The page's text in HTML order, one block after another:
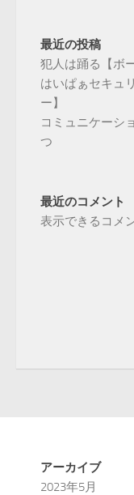
最近の投稿
犯人は踊る【ボ
はいぱぁセキュ
ー】
コミュニケーシ
つ
最近のコメント
表示できるコメ
アーカイブ
2023年5月